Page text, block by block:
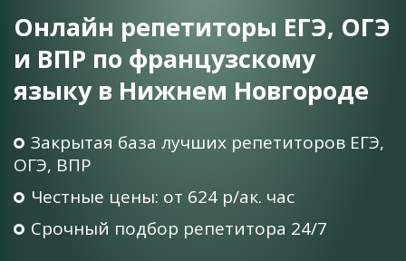
Онлайн репетиторы ЕГЭ, ОГЭ
и ВПР по французскому
языку в Нижнем Новгороде
Закрытая база лучших репетиторов ЕГЭ,
ОГЭ, ВПР
Честные цены: от 624 р/ак. час
Срочный подбор репетитора 24/7